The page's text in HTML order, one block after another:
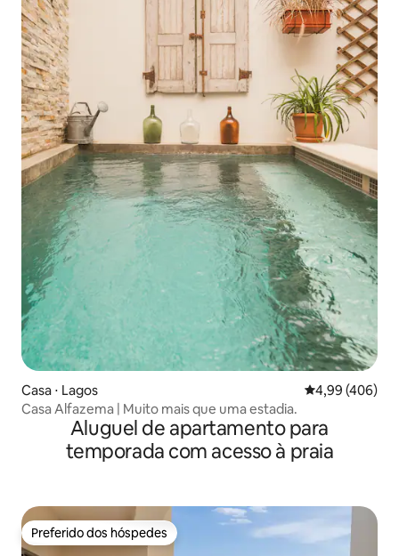
Casa ⋅ Lagos 4,99 de uma
4,99 (406)
Casa Alfazema | Muito mais que uma estadia.
Aluguel de apartamento para
temporada com acesso à praia
Preferido dos hóspedes
Preferido dos hóspedes